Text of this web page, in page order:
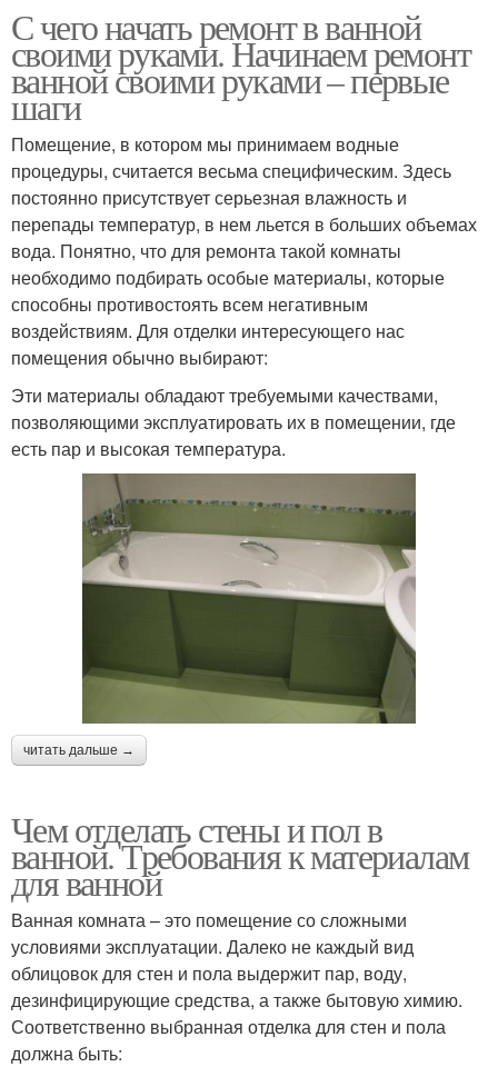
С чего начать ремонт в ванной
своими руками. Начинаем ремонт
ванной своими руками – первые
шаги
Помещение, в котором мы принимаем водные
процедуры, считается весьма специфическим. Здесь
постоянно присутствует серьезная влажность и
перепады температур, в нем льется в больших объемах
вода. Понятно, что для ремонта такой комнаты
необходимо подбирать особые материалы, которые
способны противостоять всем негативным
воздействиям. Для отделки интересующего нас
помещения обычно выбирают:
Эти материалы обладают требуемыми качествами,
позволяющими эксплуатировать их в помещении, где
есть пар и высокая температура.
читать дальше →
Чем отделать стены и пол в
ванной. Требования к материалам
для ванной
Ванная комната – это помещение со сложными
условиями эксплуатации. Далеко не каждый вид
облицовок для стен и пола выдержит пар, воду,
дезинфицирующие средства, а также бытовую химию.
Соответственно выбранная отделка для стен и пола
должна быть: